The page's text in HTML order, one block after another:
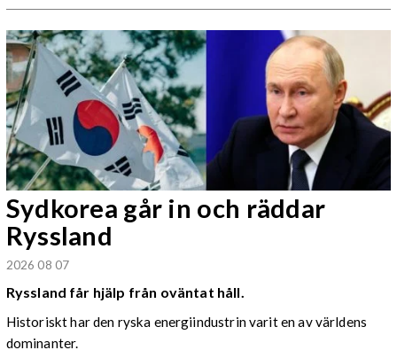
Sydkorea går in och räddar
Ryssland
2026 08 07
Ryssland får hjälp från oväntat håll.
Historiskt har den ryska energiindustrin varit en av världens
dominanter.